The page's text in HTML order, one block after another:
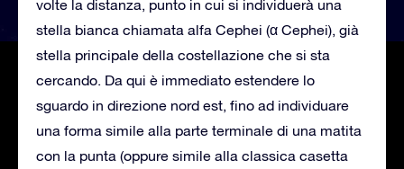
volte la distanza, punto in cui si individuerà una
stella bianca chiamata alfa Cephei (α Cephei), già
stella principale della costellazione che si sta
cercando. Da qui è immediato estendere lo
sguardo in direzione nord est, fino ad individuare
una forma simile alla parte terminale di una matita
con la punta (oppure simile alla classica casetta